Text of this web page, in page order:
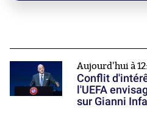
Aujourd'hui à
Conflit
l'UEFA
sur Gianni